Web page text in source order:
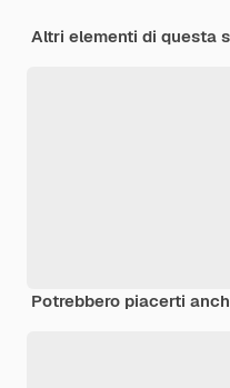
Altri elementi di questa
Potrebbero piacerti